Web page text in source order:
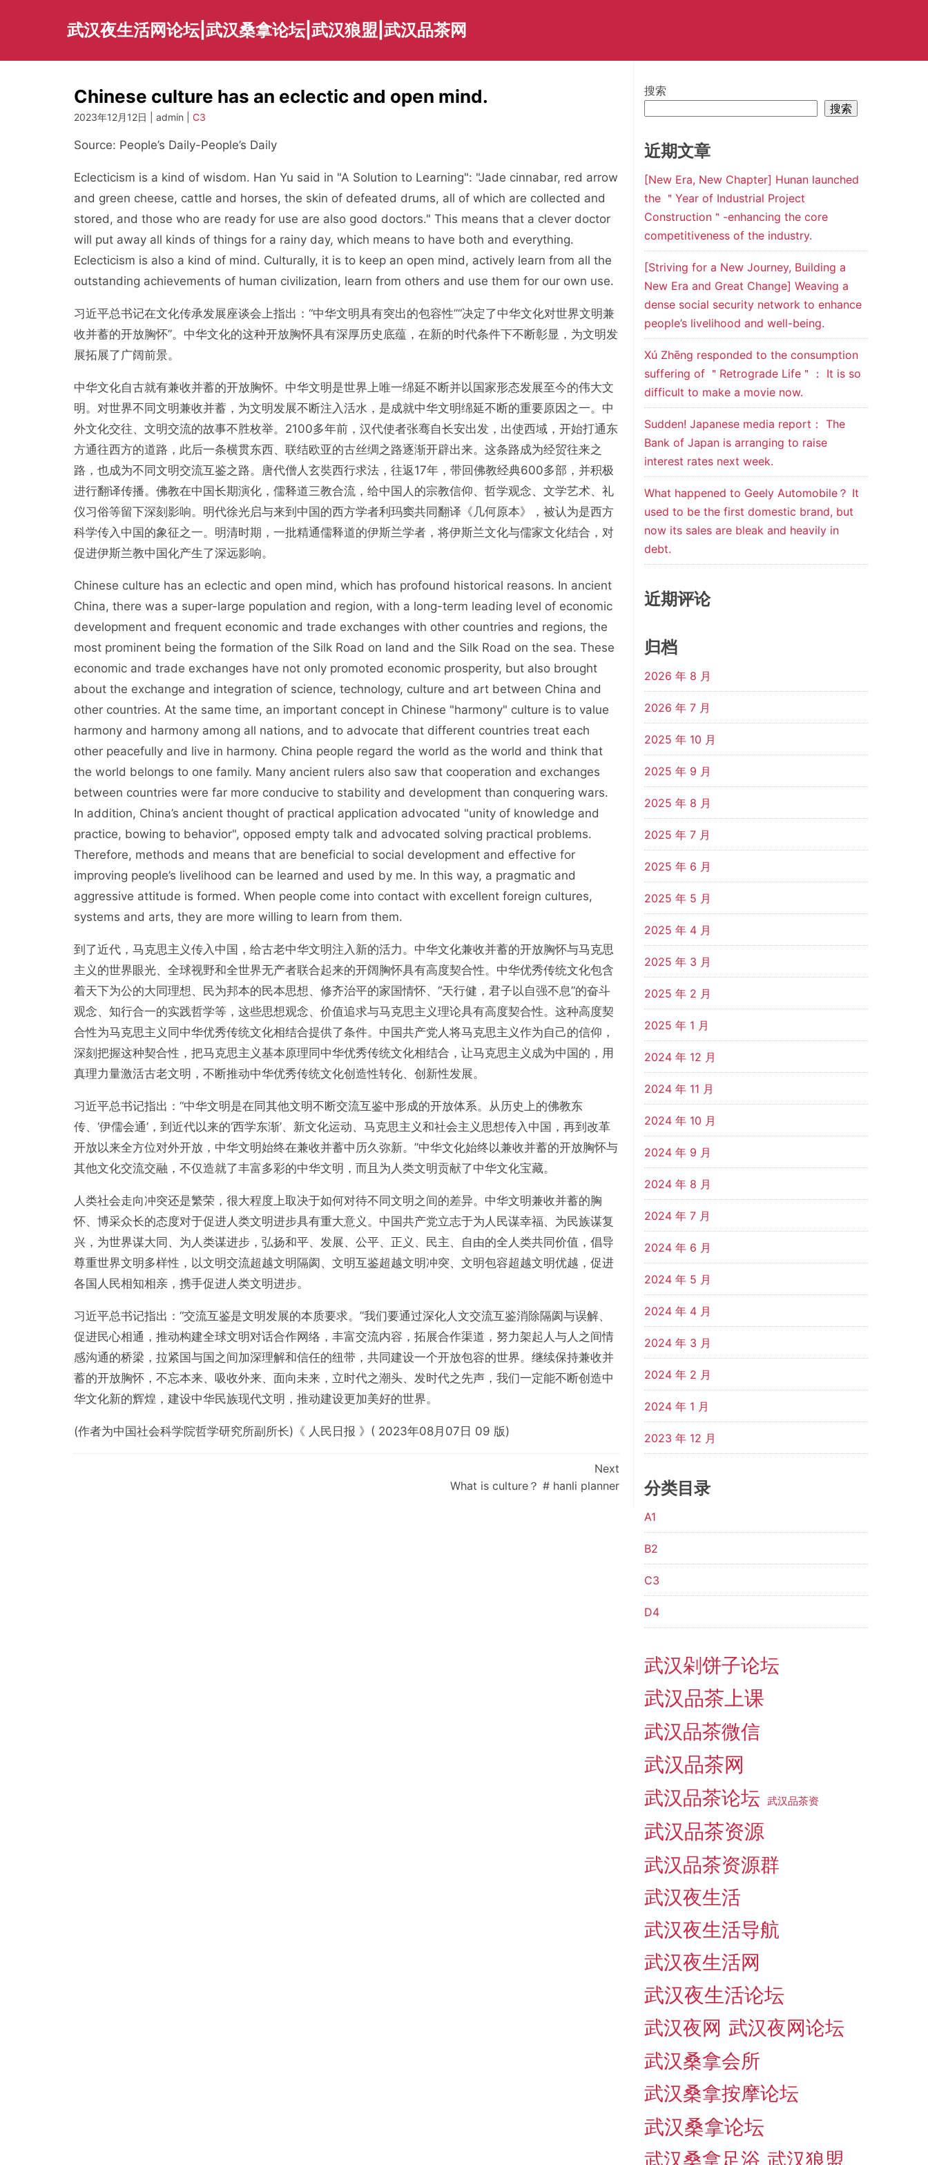
武汉夜生活网论坛|武汉桑拿论坛|武汉狼盟|武汉品茶网
Chinese culture has an eclectic and open mind.
2023年12月12日 | admin | C3
Source: People’s Daily-People’s Daily
Eclecticism is a kind of wisdom. Han Yu said in "A Solution to Learning": "Jade cinnabar, red arrow
and green cheese, cattle and horses, the skin of defeated drums, all of which are collected and
stored, and those who are ready for use are also good doctors." This means that a clever doctor
will put away all kinds of things for a rainy day, which means to have both and everything.
Eclecticism is also a kind of mind. Culturally, it is to keep an open mind, actively learn from all the
outstanding achievements of human civilization, learn from others and use them for our own use.
习近平总书记在文化传承发展座谈会上指出：“中华文明具有突出的包容性”“决定了中华文化对世界文明兼
收并蓄的开放胸怀”。中华文化的这种开放胸怀具有深厚历史底蕴，在新的时代条件下不断彰显，为文明发
展拓展了广阔前景。
中华文化自古就有兼收并蓄的开放胸怀。中华文明是世界上唯一绵延不断并以国家形态发展至今的伟大文
明。对世界不同文明兼收并蓄，为文明发展不断注入活水，是成就中华文明绵延不断的重要原因之一。中
外文化交往、文明交流的故事不胜枚举。2100多年前，汉代使者张骞自长安出发，出使西域，开始打通东
方通往西方的道路，此后一条横贯东西、联结欧亚的古丝绸之路逐渐开辟出来。这条路成为经贸往来之
路，也成为不同文明交流互鉴之路。唐代僧人玄奘西行求法，往返17年，带回佛教经典600多部，并积极
进行翻译传播。佛教在中国长期演化，儒释道三教合流，给中国人的宗教信仰、哲学观念、文学艺术、礼
仪习俗等留下深刻影响。明代徐光启与来到中国的西方学者利玛窦共同翻译《几何原本》，被认为是西方
科学传入中国的象征之一。明清时期，一批精通儒释道的伊斯兰学者，将伊斯兰文化与儒家文化结合，对
促进伊斯兰教中国化产生了深远影响。
Chinese culture has an eclectic and open mind, which has profound historical reasons. In ancient
China, there was a super-large population and region, with a long-term leading level of economic
development and frequent economic and trade exchanges with other countries and regions, the
most prominent being the formation of the Silk Road on land and the Silk Road on the sea. These
economic and trade exchanges have not only promoted economic prosperity, but also brought
about the exchange and integration of science, technology, culture and art between China and
other countries. At the same time, an important concept in Chinese "harmony" culture is to value
harmony and harmony among all nations, and to advocate that different countries treat each
other peacefully and live in harmony. China people regard the world as the world and think that
the world belongs to one family. Many ancient rulers also saw that cooperation and exchanges
between countries were far more conducive to stability and development than conquering wars.
In addition, China’s ancient thought of practical application advocated "unity of knowledge and
practice, bowing to behavior", opposed empty talk and advocated solving practical problems.
Therefore, methods and means that are beneficial to social development and effective for
improving people’s livelihood can be learned and used by me. In this way, a pragmatic and
aggressive attitude is formed. When people come into contact with excellent foreign cultures,
systems and arts, they are more willing to learn from them.
到了近代，马克思主义传入中国，给古老中华文明注入新的活力。中华文化兼收并蓄的开放胸怀与马克思
主义的世界眼光、全球视野和全世界无产者联合起来的开阔胸怀具有高度契合性。中华优秀传统文化包含
着天下为公的大同理想、民为邦本的民本思想、修齐治平的家国情怀、“天行健，君子以自强不息”的奋斗
观念、知行合一的实践哲学等，这些思想观念、价值追求与马克思主义理论具有高度契合性。这种高度契
合性为马克思主义同中华优秀传统文化相结合提供了条件。中国共产党人将马克思主义作为自己的信仰，
深刻把握这种契合性，把马克思主义基本原理同中华优秀传统文化相结合，让马克思主义成为中国的，用
真理力量激活古老文明，不断推动中华优秀传统文化创造性转化、创新性发展。
习近平总书记指出：“中华文明是在同其他文明不断交流互鉴中形成的开放体系。从历史上的佛教东
传、‘伊儒会通’，到近代以来的‘西学东渐’、新文化运动、马克思主义和社会主义思想传入中国，再到改革
开放以来全方位对外开放，中华文明始终在兼收并蓄中历久弥新。”中华文化始终以兼收并蓄的开放胸怀与
其他文化交流交融，不仅造就了丰富多彩的中华文明，而且为人类文明贡献了中华文化宝藏。
人类社会走向冲突还是繁荣，很大程度上取决于如何对待不同文明之间的差异。中华文明兼收并蓄的胸
怀、博采众长的态度对于促进人类文明进步具有重大意义。中国共产党立志于为人民谋幸福、为民族谋复
兴，为世界谋大同、为人类谋进步，弘扬和平、发展、公平、正义、民主、自由的全人类共同价值，倡导
尊重世界文明多样性，以文明交流超越文明隔阂、文明互鉴超越文明冲突、文明包容超越文明优越，促进
各国人民相知相亲，携手促进人类文明进步。
习近平总书记指出：“交流互鉴是文明发展的本质要求。”我们要通过深化人文交流互鉴消除隔阂与误解、
促进民心相通，推动构建全球文明对话合作网络，丰富交流内容，拓展合作渠道，努力架起人与人之间情
感沟通的桥梁，拉紧国与国之间加深理解和信任的纽带，共同建设一个开放包容的世界。继续保持兼收并
蓄的开放胸怀，不忘本来、吸收外来、面向未来，立时代之潮头、发时代之先声，我们一定能不断创造中
华文化新的辉煌，建设中华民族现代文明，推动建设更加美好的世界。
(作者为中国社会科学院哲学研究所副所长)《 人民日报 》( 2023年08月07日 09 版)
Next
What is culture？ # hanli planner
搜索
搜索
近期文章
[New Era, New Chapter] Hunan launched
the ＂Year of Industrial Project
Construction＂-enhancing the core
competitiveness of the industry.
[Striving for a New Journey, Building a
New Era and Great Change] Weaving a
dense social security network to enhance
people’s livelihood and well-being.
Xú Zhēng responded to the consumption
suffering of ＂Retrograde Life＂： It is so
difficult to make a movie now.
Sudden! Japanese media report： The
Bank of Japan is arranging to raise
interest rates next week.
What happened to Geely Automobile？ It
used to be the first domestic brand, but
now its sales are bleak and heavily in
debt.
近期评论
归档
2026 年 8 月
2026 年 7 月
2025 年 10 月
2025 年 9 月
2025 年 8 月
2025 年 7 月
2025 年 6 月
2025 年 5 月
2025 年 4 月
2025 年 3 月
2025 年 2 月
2025 年 1 月
2024 年 12 月
2024 年 11 月
2024 年 10 月
2024 年 9 月
2024 年 8 月
2024 年 7 月
2024 年 6 月
2024 年 5 月
2024 年 4 月
2024 年 3 月
2024 年 2 月
2024 年 1 月
2023 年 12 月
分类目录
A1
B2
C3
D4
武汉剁饼子论坛
武汉品茶上课
武汉品茶微信
武汉品茶网
武汉品茶论坛 武汉品茶资
武汉品茶资源
武汉品茶资源群
武汉夜生活
武汉夜生活导航
武汉夜生活网
武汉夜生活论坛
武汉夜网 武汉夜网论坛
武汉桑拿会所
武汉桑拿按摩论坛
武汉桑拿论坛
武汉桑拿足浴 武汉狼盟